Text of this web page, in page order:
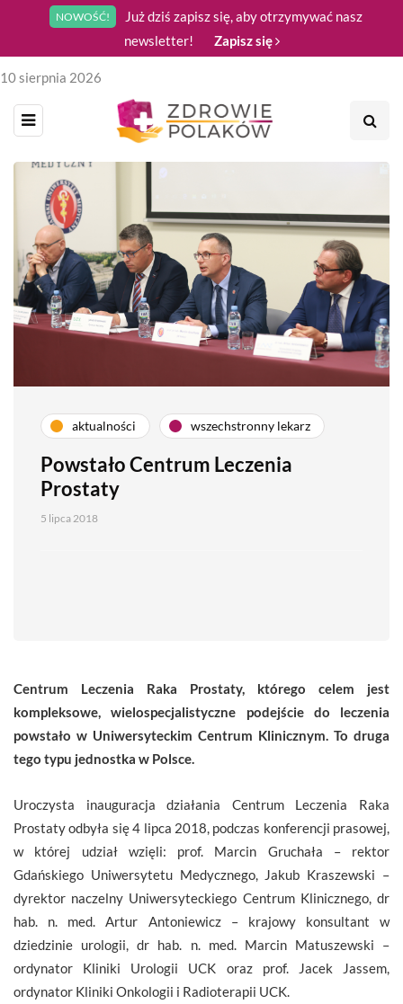
NOWOŚĆ!
Już dziś zapisz się, aby otrzymywać nasz
newsletter!
Zapisz się
10 sierpnia 2026
aktualności wszechstronny lekarz
Powstało Centrum Leczenia
Prostaty
5 lipca 2018
Centrum Leczenia Raka Prostaty, którego celem jest
kompleksowe, wielospecjalistyczne podejście do leczenia
powstało w Uniwersyteckim Centrum Klinicznym. To druga
tego typu jednostka w Polsce.
Uroczysta inauguracja działania Centrum Leczenia Raka
Prostaty odbyła się 4 lipca 2018, podczas konferencji prasowej,
w której udział wzięli: prof. Marcin Gruchała – rektor
Gdańskiego Uniwersytetu Medycznego, Jakub Kraszewski –
dyrektor naczelny Uniwersyteckiego Centrum Klinicznego, dr
hab. n. med. Artur Antoniewicz – krajowy konsultant w
dziedzinie urologii, dr hab. n. med. Marcin Matuszewski –
ordynator Kliniki Urologii UCK oraz prof. Jacek Jassem,
ordynator Kliniki Onkologii i Radioterapii UCK.